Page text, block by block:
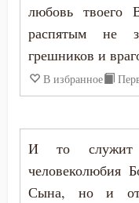
Крещение
Лень
Лицемерие
Ложь
любовь твоего
распятым не
грешников и
В избранное
И то служит
человеколюбия
Сына, но и